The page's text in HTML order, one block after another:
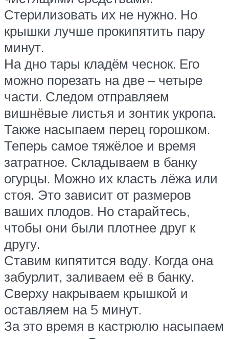
Стерилизовать их не нужно. Но
крышки лучше прокипятить пару
минут.
На дно тары кладём чеснок. Его
можно порезать на две – четыре
части. Следом отправляем
вишнёвые листья и зонтик укропа.
Также насыпаем перец горошком.
Теперь самое тяжёлое и время
затратное. Складываем в банку
огурцы. Можно их класть лёжа или
стоя. Это зависит от размеров
ваших плодов. Но старайтесь,
чтобы они были плотнее друг к
другу.
Ставим кипятится воду. Когда она
забурлит, заливаем её в банку.
Сверху накрываем крышкой и
оставляем на 5 минут.
За это время в кастрюлю насыпаем